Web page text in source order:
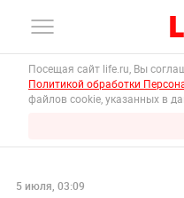
Посещая сайт life.ru, Вы
Политикой обработки
файлов cookie, указанных в
5 июля, 03:09